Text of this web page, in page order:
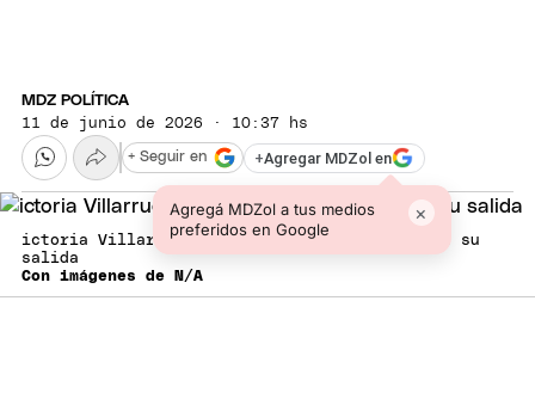
MDZ POLÍTICA
11 de junio de 2026 · 10:37 hs
+Agregar MDZol en
Agregá MDZol a tus medios
preferidos en Google
×
+ Seguir en
ictoria Villarruel cruzó a Manuel Adorni tras su
salida
Con imágenes de N/A